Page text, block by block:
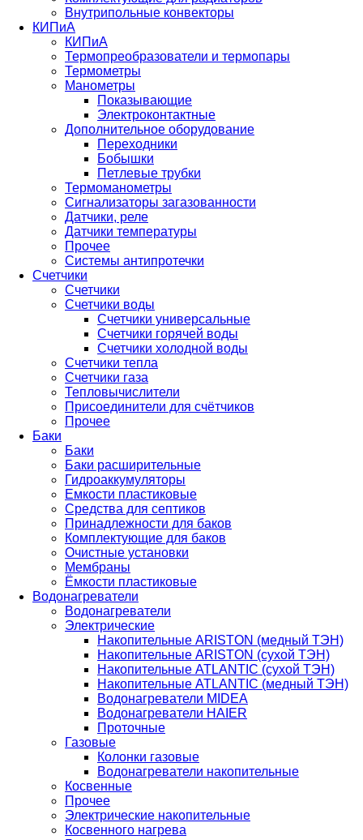
Внутрипольные конвекторы
КИПиА
КИПиА
Термопреобразователи и термопары
Термометры
Манометры
Показывающие
Электроконтактные
Дополнительное оборудование
Переходники
Бобышки
Петлевые трубки
Термоманометры
Сигнализаторы загазованности
Датчики, реле
Датчики температуры
Прочее
Системы антипротечки
Счетчики
Счетчики
Счетчики воды
Счетчики универсальные
Счетчики горячей воды
Счетчики холодной воды
Счетчики тепла
Счетчики газа
Тепловычислители
Присоединители для счётчиков
Прочее
Баки
Баки
Баки расширительные
Гидроаккумуляторы
Емкости пластиковые
Средства для септиков
Принадлежности для баков
Комплектующие для баков
Очистные установки
Мембраны
Ёмкости пластиковые
Водонагреватели
Водонагреватели
Электрические
Накопительные ARISTON (медный ТЭН)
Накопительные ARISTON (сухой ТЭН)
Накопительные ATLANTIC (сухой ТЭН)
Накопительные ATLANTIC (медный ТЭН)
Водонагреватели MIDEA
Водонагреватели HAIER
Проточные
Газовые
Колонки газовые
Водонагреватели накопительные
Косвенные
Прочее
Электрические накопительные
Косвенного нагрева